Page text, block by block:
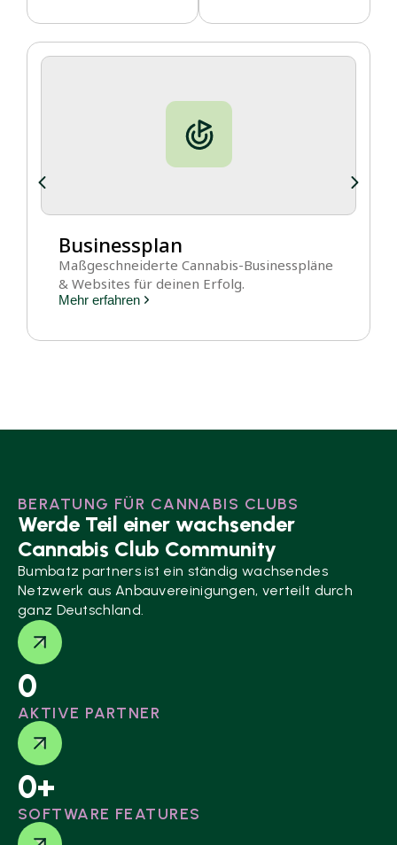
Businessplan
Maßgeschneiderte Cannabis-Businesspläne
& Websites für deinen Erfolg.
Mehr erfahren
BERATUNG FÜR CANNABIS CLUBS
Werde Teil einer wachsender
Cannabis Club Community
Bumbatz partners ist ein ständig wachsendes
Netzwerk aus Anbauvereinigungen, verteilt durch
ganz Deutschland.
AKTIVE PARTNER
0
SOFTWARE FEATURES
0+